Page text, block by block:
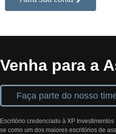
Venha para a
Faça parte do nosso
Escritório credenciado à XP
se como um dos maiores escritórios de